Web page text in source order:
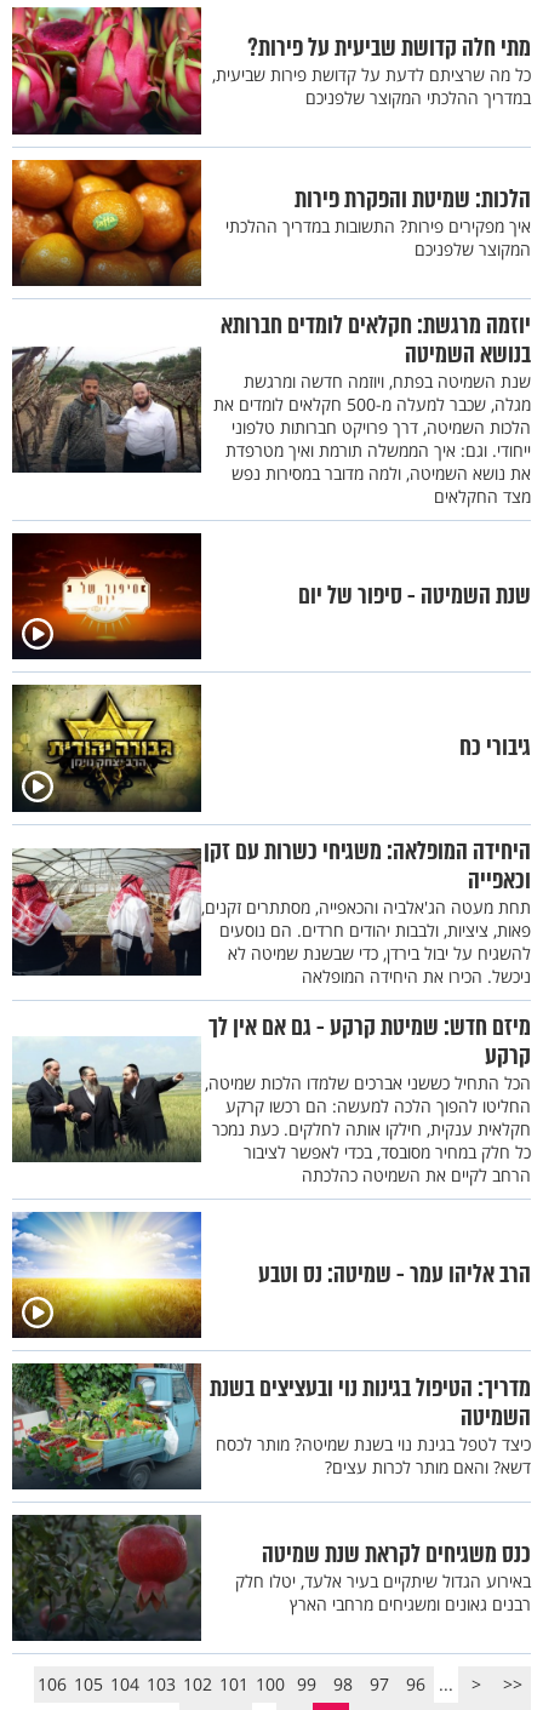
מתי חלה קדושת שביעית על פירות?
כל מה שרציתם לדעת על קדושת פירות שביעית,
במדריך ההלכתי המקוצר שלפניכם
הלכות: שמיטת והפקרת פירות
איך מפקירים פירות? התשובות במדריך ההלכתי
המקוצר שלפניכם
יוזמה מרגשת: חקלאים לומדים חברותא
בנושא השמיטה
שנת השמיטה בפתח, ויוזמה חדשה ומרגשת
מגלה, שכבר למעלה מ-500 חקלאים לומדים את
הלכות השמיטה, דרך פרויקט חברותות טלפוני
ייחודי. וגם: איך הממשלה תורמת ואיך מטרפדת
את נושא השמיטה, ולמה מדובר במסירות נפש
מצד החקלאים
שנת השמיטה - סיפור של יום
גיבורי כח
היחידה המופלאה: משגיחי כשרות עם זקן
וכאפייה
תחת מעטה הג'אלביה והכאפייה, מסתתרים זקנים,
פאות, ציציות, ולבבות יהודים חרדים. הם נוסעים
להשגיח על יבול בירדן, כדי שבשנת שמיטה לא
ניכשל. הכירו את היחידה המופלאה
מיזם חדש: שמיטת קרקע - גם אם אין לך
קרקע
הכל התחיל כששני אברכים שלמדו הלכות שמיטה,
החליטו להפוך הלכה למעשה: הם רכשו קרקע
חקלאית ענקית, חילקו אותה לחלקים. כעת נמכר
כל חלק במחיר מסובסד, בכדי לאפשר לציבור
הרחב לקיים את השמיטה כהלכתה
הרב אליהו עמר - שמיטה: נס וטבע
מדריך: הטיפול בגינות נוי ובעציצים בשנת
השמיטה
כיצד לטפל בגינת נוי בשנת שמיטה? מותר לכסח
דשא? והאם מותר לכרות עצים?
כנס משגיחים לקראת שנת שמיטה
באירוע הגדול שיתקיים בעיר אלעד, יטלו חלק
רבנים גאונים ומשגיחים מרחבי הארץ
<<
<
...
96
97
98
99
100
101
102
103
104
105
106